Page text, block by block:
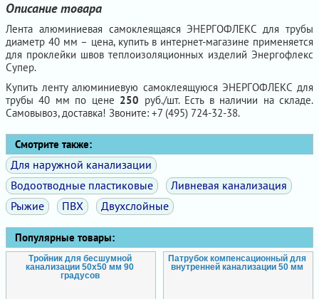
Описание товара
Лента алюминиевая самоклеящаяся ЭНЕРГОФЛЕКС для трубы
диаметр 40 мм – цена, купить в интернет-магазине применяется
для проклейки швов теплоизоляционных изделий Энергофлекс
Супер.
Купить ленту алюминиевую самоклеящуюся ЭНЕРГОФЛЕКС для
трубы 40 мм по цене 250 руб./шт. Есть в наличии на складе.
Самовывоз, доставка! Звоните: +7 (495) 724-32-38.
Смотрите также:
Для наружной канализации
Водоотводные пластиковые
Ливневая канализация
Рыжие
ПВХ Двухслойные
Популярные товары:
Тройник для бесшумной
канализации 50х50 мм 90
градусов
Патрубок компенсационный для
внутренней канализации 50 мм